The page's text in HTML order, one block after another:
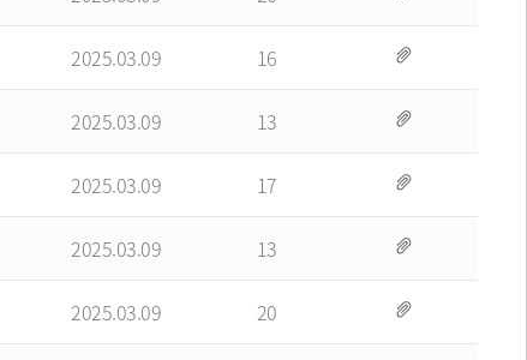
2025.03.09 16
2025.03.09 13
2025.03.09 17
2025.03.09 13
2025.03.09 20